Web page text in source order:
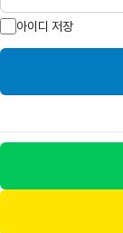
아이디 저장